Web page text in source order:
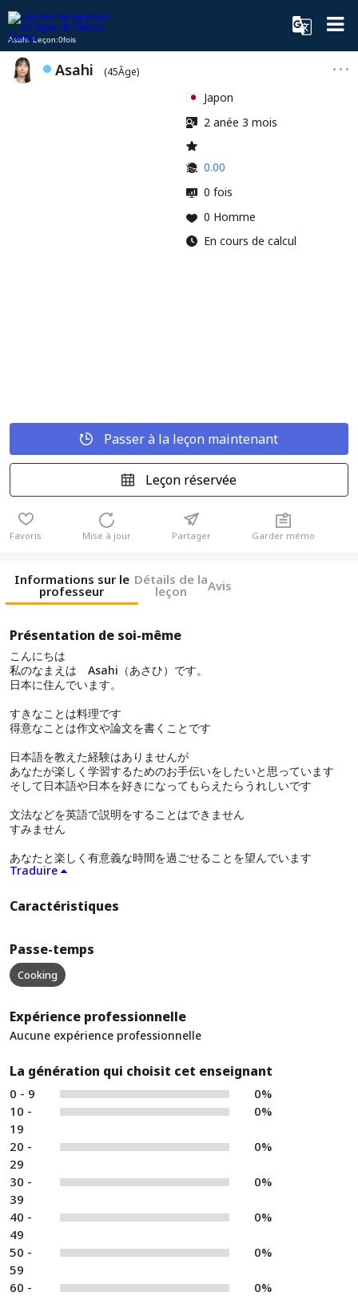
Asahi Leçon:0fois
Asahi (45Âge)
Japon
2 anée 3 mois
0.00
0 fois
0 Homme
En cours de calcul
Passer à la leçon maintenant
Leçon réservée
Favoris Mise à jour Partager Garder mémo
Informations sur le
professeur
Détails de la
leçon Avis
Présentation de soi-même
こんにちは
私のなまえは Asahi（あさひ）です。
日本に住んでいます。
すきなことは料理です
得意なことは作文や論文を書くことです
日本語を教えた経験はありませんが
あなたが楽しく学習するためのお手伝いをしたいと思っています
そして日本語や日本を好きになってもらえたらうれしいです
文法などを英語で説明をすることはできません
すみません
あなたと楽しく有意義な時間を過ごせることを望んでいます
Traduire
Caractéristiques
Passe-temps
Cooking
Expérience professionnelle
Aucune expérience professionnelle
La génération qui choisit cet enseignant
0 - 9
0%
10 -
19
0%
20 -
29
0%
30 -
39
0%
40 -
49
0%
50 -
59
0%
60 - 0%